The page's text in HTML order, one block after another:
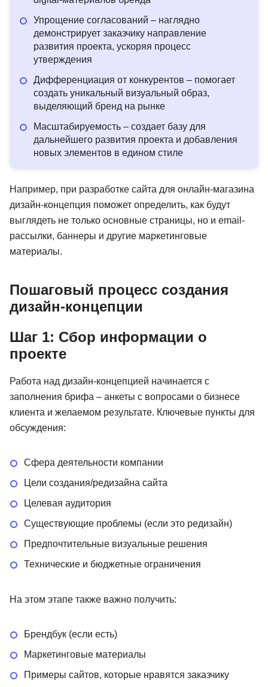
Упрощение согласований – наглядно
демонстрирует заказчику направление
развития проекта, ускоряя процесс
утверждения
Дифференциация от конкурентов – помогает
создать уникальный визуальный образ,
выделяющий бренд на рынке
Масштабируемость – создает базу для
дальнейшего развития проекта и добавления
новых элементов в едином стиле
Например, при разработке сайта для онлайн-магазина
дизайн-концепция поможет определить, как будут
выглядеть не только основные страницы, но и email-
рассылки, баннеры и другие маркетинговые
материалы.
Пошаговый процесс создания
дизайн-концепции
Шаг 1: Сбор информации о
проекте
Работа над дизайн-концепцией начинается с
заполнения брифа – анкеты с вопросами о бизнесе
клиента и желаемом результате. Ключевые пункты для
обсуждения:
Сфера деятельности компании
Цели создания/редизайна сайта
Целевая аудитория
Существующие проблемы (если это редизайн)
Предпочтительные визуальные решения
Технические и бюджетные ограничения
На этом этапе также важно получить:
Брендбук (если есть)
Маркетинговые материалы
Примеры сайтов, которые нравятся заказчику